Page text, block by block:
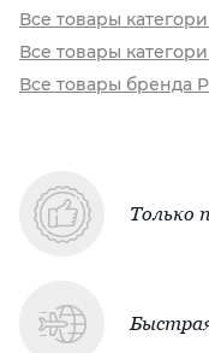
Все товары
Все товары
Все товары бренда
Только